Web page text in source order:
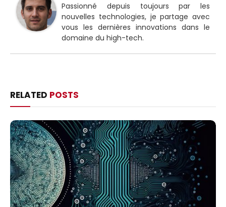
Passionné depuis toujours par les
nouvelles technologies, je partage avec
vous les dernières innovations dans le
domaine du high-tech.
RELATED POSTS